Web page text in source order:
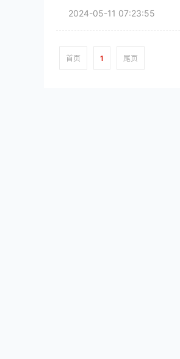
2024-05-11 07:23:55
首页 1 尾页